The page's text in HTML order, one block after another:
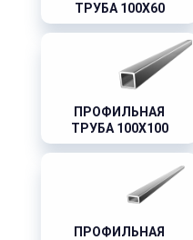
ТРУБА 100X60
ПРОФИЛЬНАЯ
ТРУБА 100X100
ПРОФИЛЬНАЯ